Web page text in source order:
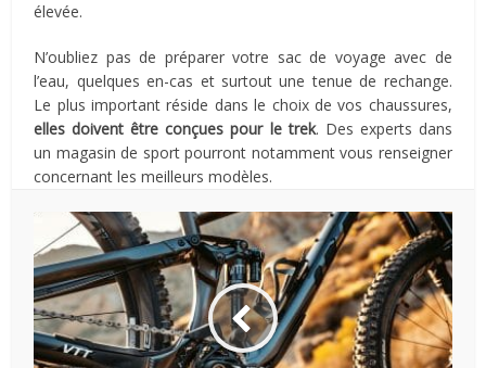
élevée.
N’oubliez pas de préparer votre sac de voyage avec de
l’eau, quelques en-cas et surtout une tenue de rechange.
Le plus important réside dans le choix de vos chaussures,
elles doivent être conçues pour le trek. Des experts dans
un magasin de sport pourront notamment vous renseigner
concernant les meilleurs modèles.